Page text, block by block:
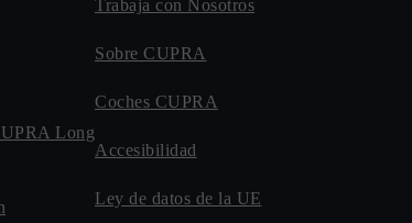
Long
Trabaja con Nosotros
Sobre CUPRA
Coches CUPRA
Accesibilidad
Ley de datos de la UE